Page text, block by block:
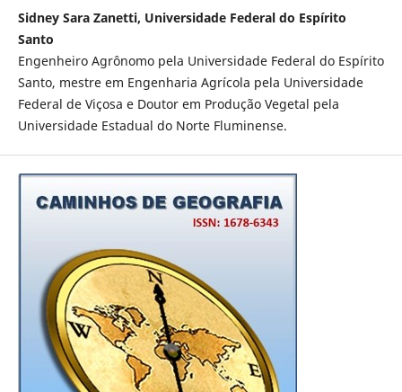
Sidney Sara Zanetti, Universidade Federal do Espírito
Santo
Engenheiro Agrônomo pela Universidade Federal do Espírito
Santo, mestre em Engenharia Agrícola pela Universidade
Federal de Viçosa e Doutor em Produção Vegetal pela
Universidade Estadual do Norte Fluminense.